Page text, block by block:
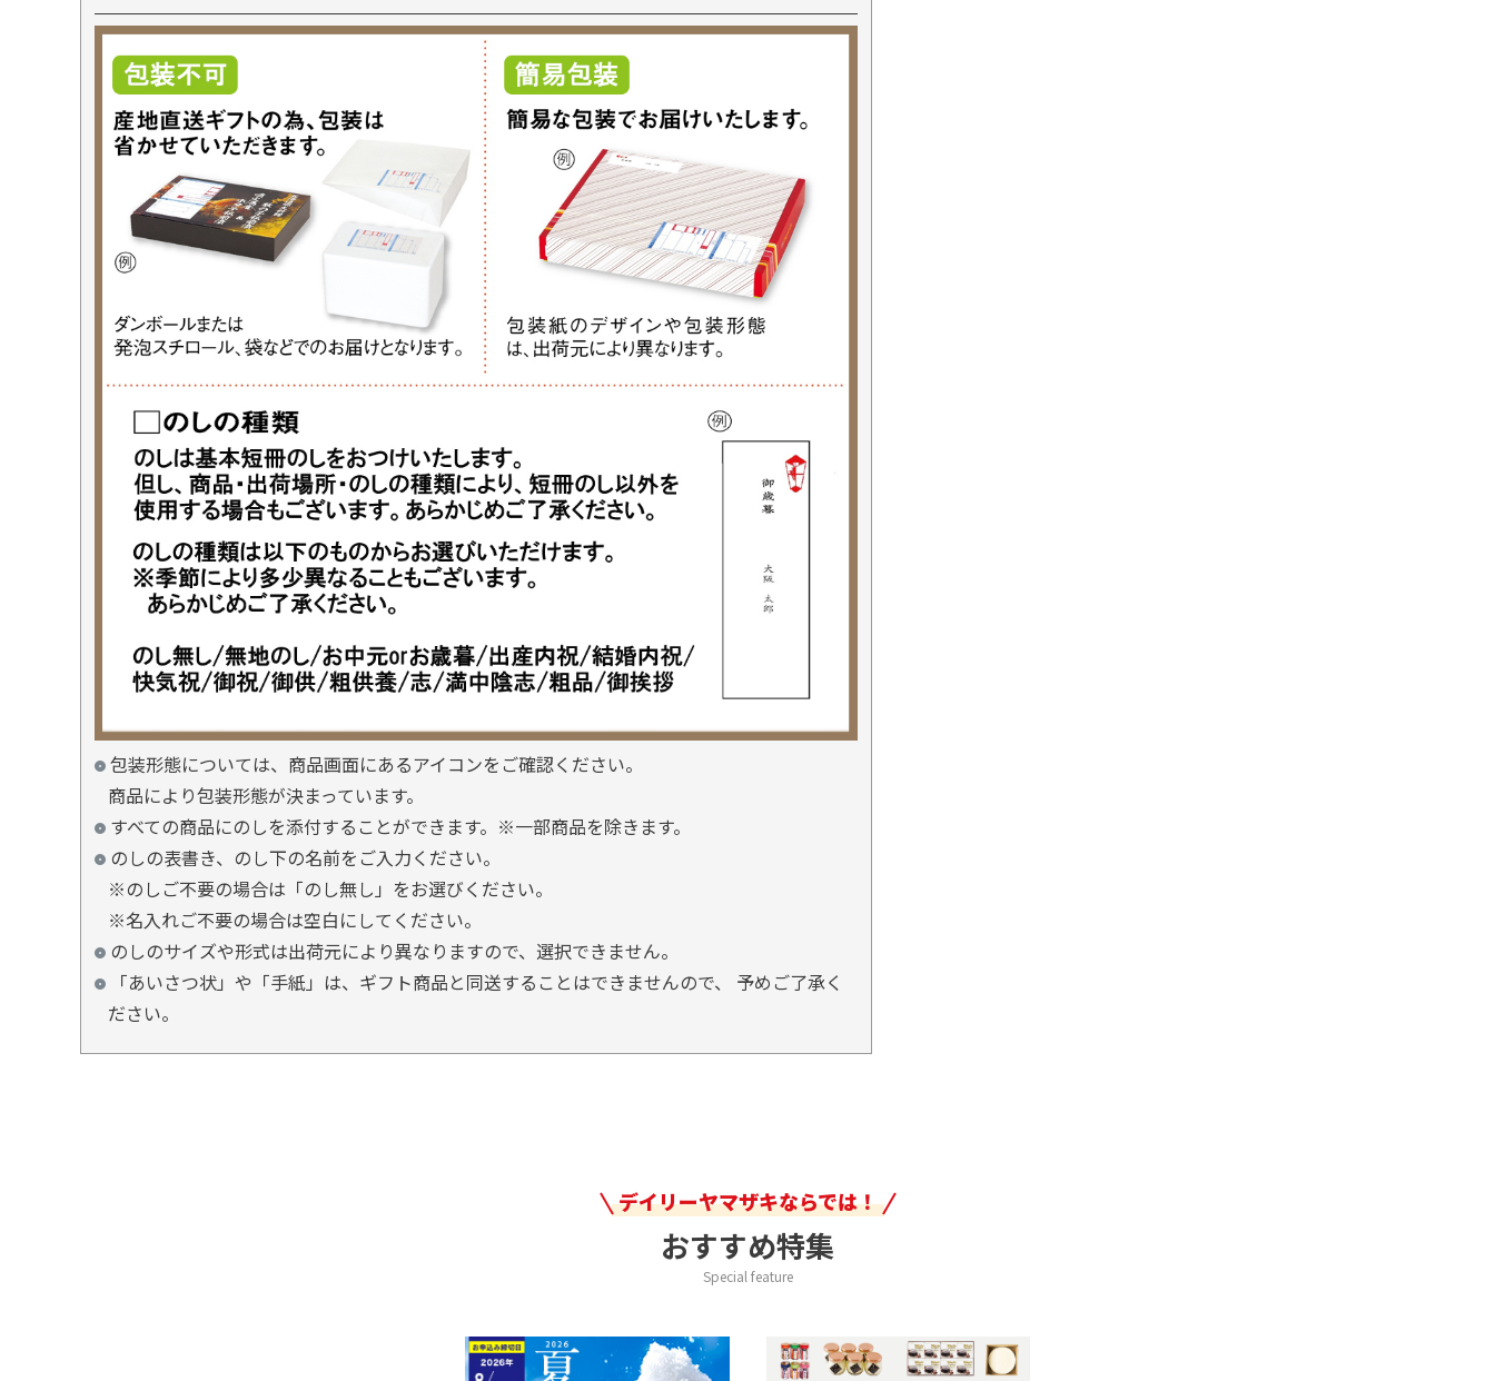
包装形態については、商品画面にあるアイコンをご確認ください。
商品により包装形態が決まっています。
すべての商品にのしを添付することができます。※一部商品を除きます。
のしの表書き、のし下の名前をご入力ください。
※のしご不要の場合は「のし無し」をお選びください。
※名入れご不要の場合は空白にしてください。
のしのサイズや形式は出荷元により異なりますので、選択できません。
「あいさつ状」や「手紙」は、ギフト商品と同送することはできませんので、 予めご了承く
ださい。
デイリーヤマザキならでは！
おすすめ特集
Special feature